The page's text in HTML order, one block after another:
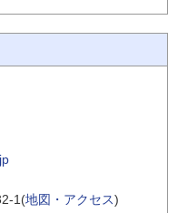
1(地図・アクセス)